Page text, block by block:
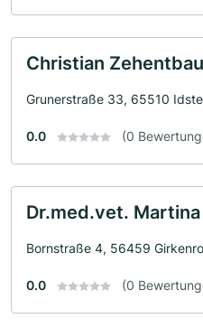
Christian
Grunerstraße 33, 65510
0.0 (0
Dr.med.vet.
Bornstraße 4, 56459
0.0 (0